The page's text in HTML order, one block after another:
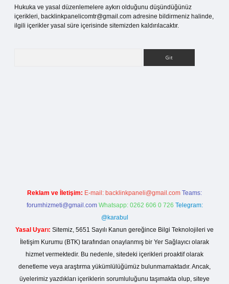
Hukuka ve yasal düzenlemelere aykırı olduğunu düşündüğünüz
içerikleri, backlinkpanelicomtr@gmail.com adresine bildirmeniz halinde,
ilgili içerikler yasal süre içerisinde sitemizden kaldırılacaktır.
Reklam ve İletişim: E-mail: backlinkpaneli@gmail.com Teams:
forumhizmeti@gmail.com Whatsapp: 0262 606 0 726 Telegram:
@karabul
Yasal Uyarı: Sitemiz, 5651 Sayılı Kanun gereğince Bilgi Teknolojileri ve
İletişim Kurumu (BTK) tarafından onaylanmış bir Yer Sağlayıcı olarak
hizmet vermektedir. Bu nedenle, sitedeki içerikleri proaktif olarak
denetleme veya araştırma yükümlülüğümüz bulunmamaktadır. Ancak,
üyelerimiz yazdıkları içeriklerin sorumluluğunu taşımakta olup, siteye